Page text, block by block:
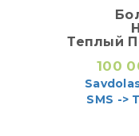
Теплый
100
SMS ->